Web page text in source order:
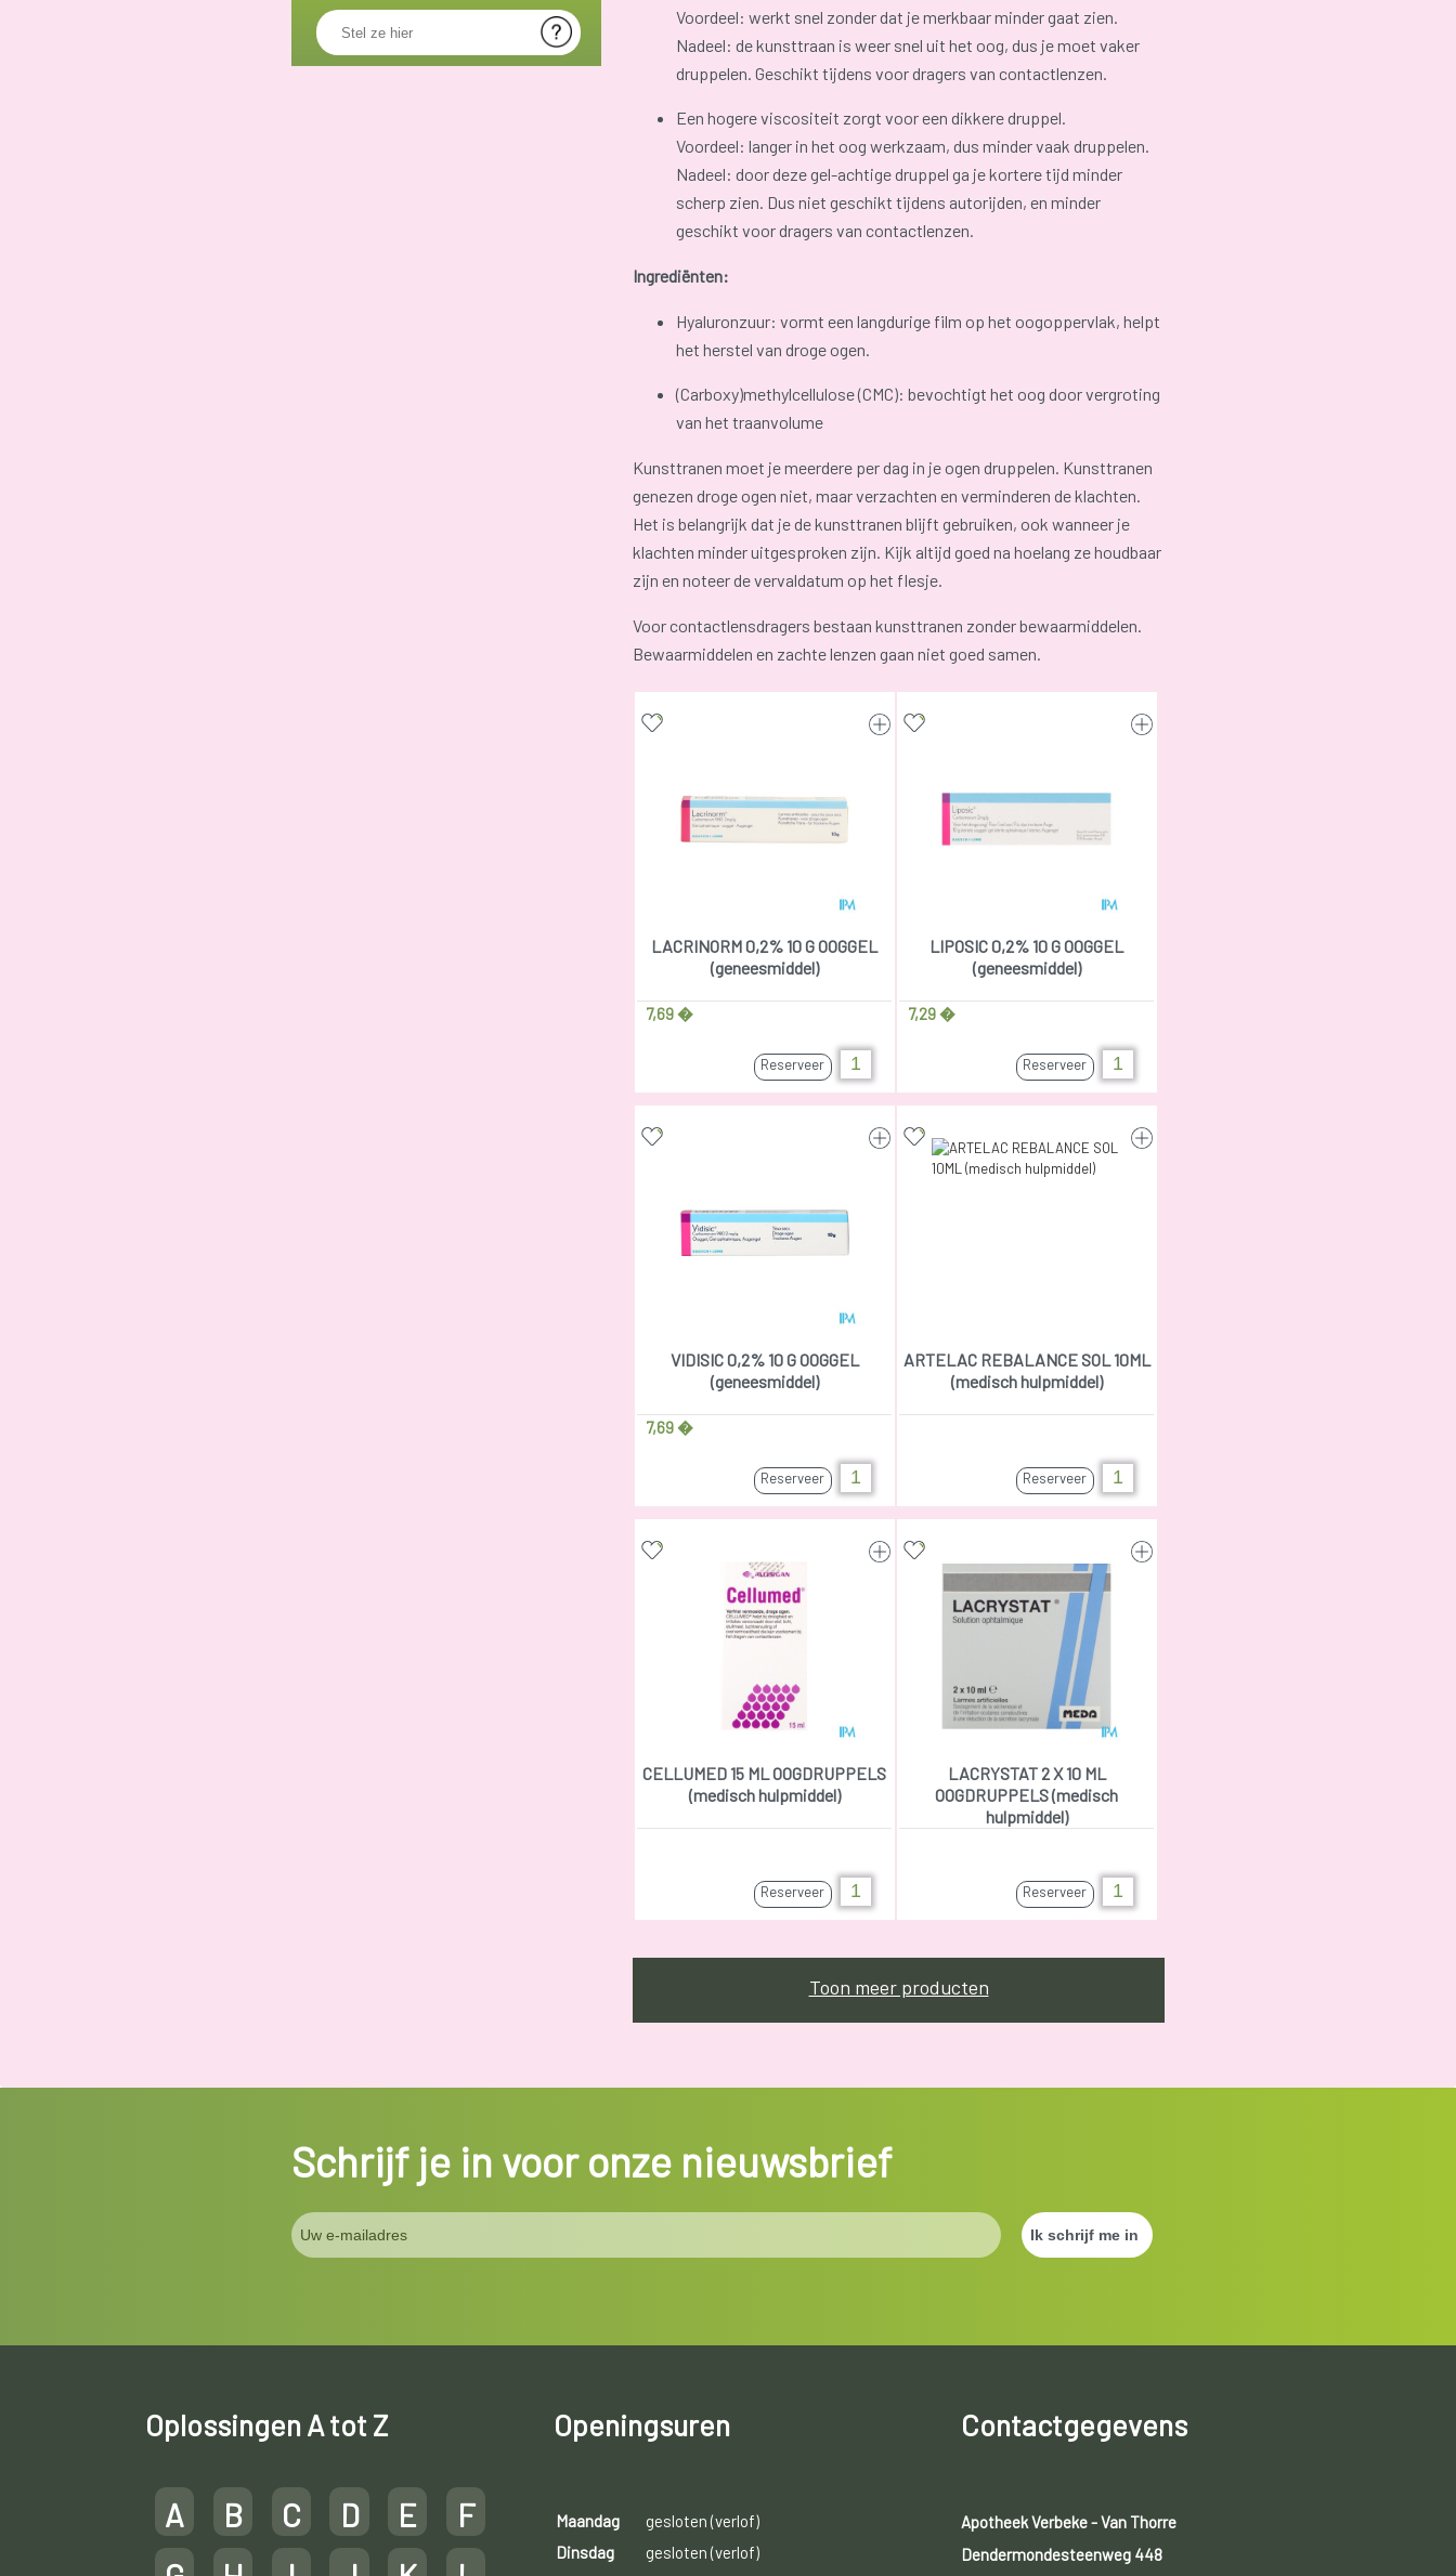
Voordeel: werkt snel zonder dat je merkbaar minder gaat zien.
Nadeel: de kunsttraan is weer snel uit het oog, dus je moet vaker
druppelen. Geschikt tijdens voor dragers van contactlenzen.
Een hogere viscositeit zorgt voor een dikkere druppel.
Voordeel: langer in het oog werkzaam, dus minder vaak druppelen.
Nadeel: door deze gel-achtige druppel ga je kortere tijd minder
scherp zien. Dus niet geschikt tijdens autorijden, en minder
geschikt voor dragers van contactlenzen.
Ingrediënten:
Hyaluronzuur: vormt een langdurige film op het oogoppervlak, helpt
het herstel van droge ogen.
(Carboxy)methylcellulose (CMC): bevochtigt het oog door vergroting
van het traanvolume
Kunsttranen moet je meerdere per dag in je ogen druppelen. Kunsttranen
genezen droge ogen niet, maar verzachten en verminderen de klachten.
Het is belangrijk dat je de kunsttranen blijft gebruiken, ook wanneer je
klachten minder uitgesproken zijn. Kijk altijd goed na hoelang ze houdbaar
zijn en noteer de vervaldatum op het flesje.
Voor contactlensdragers bestaan kunsttranen zonder bewaarmiddelen.
Bewaarmiddelen en zachte lenzen gaan niet goed samen.
LACRINORM 0,2% 10 G OOGGEL
(geneesmiddel)
7,69 �
Reserveer
LIPOSIC 0,2% 10 G OOGGEL
(geneesmiddel)
7,29 �
Reserveer
VIDISIC 0,2% 10 G OOGGEL
(geneesmiddel)
7,69 �
Reserveer
ARTELAC REBALANCE SOL 10ML
(medisch hulpmiddel)
Reserveer
CELLUMED 15 ML OOGDRUPPELS
(medisch hulpmiddel)
Reserveer
LACRYSTAT 2 X 10 ML
OOGDRUPPELS (medisch
hulpmiddel)
Reserveer
Toon meer producten
Schrijf je in voor onze nieuwsbrief
Oplossingen A tot Z
A B C D E
F
Openingsuren
Maandag
gesloten (verlof)
Dinsdag
gesloten (verlof)
Contactgegevens
Apotheek Verbeke - Van Thorre
Dendermondesteenweg 448